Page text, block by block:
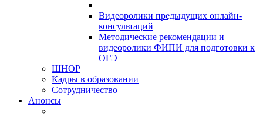
Видеоролики предыдущих онлайн-
консультаций
Методические рекомендации и
видеоролики ФИПИ для подготовки к
ОГЭ
ШНОР
Кадры в образовании
Сотрудничество
Анонсы